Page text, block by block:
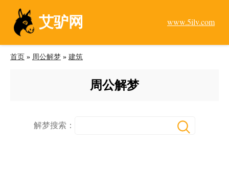
www.5ilv.com
艾驴网
首页 » 周公解梦 » 建筑
周公解梦
解梦搜索：